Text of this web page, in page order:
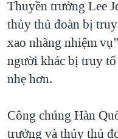
NGƯ DÂN VIỆT VÀ
BÊN KIA QUỐC LỘ:
QUAN HỆ VIỆT MỸ
Thuyền trưởng Lee
thủy thủ đoàn bị
xao nhãng nhiệm
người khác bị truy
nhẹ hơn.
Công chúng Hàn
trưởng và thủy thủ